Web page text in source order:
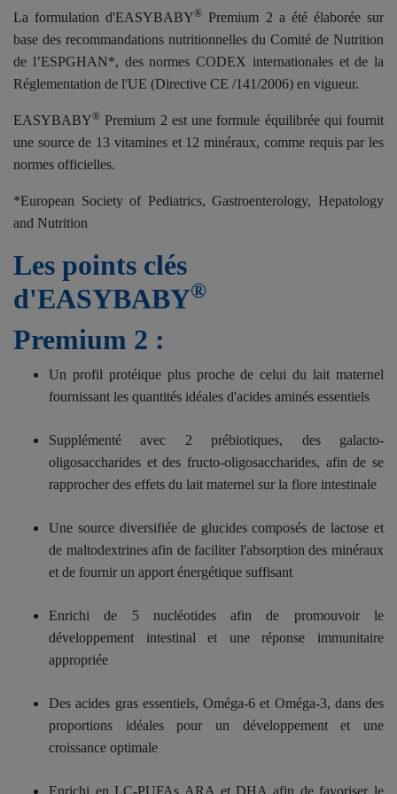
La formulation d'EASYBABY® Premium 2 a été élaborée sur
base des recommandations nutritionnelles du Comité de Nutrition
de l’ESPGHAN*, des normes CODEX internationales et de la
Réglementation de l'UE (Directive CE /141/2006) en vigueur.
EASYBABY® Premium 2 est une formule équilibrée qui fournit
une source de 13 vitamines et 12 minéraux, comme requis par les
normes officielles.
*European Society of Pediatrics, Gastroenterology, Hepatology
and Nutrition
Les points clés
d'EASYBABY®
Premium 2 :
Un profil protéique plus proche de celui du lait maternel
fournissant les quantités idéales d'acides aminés essentiels
Supplémenté avec 2 prébiotiques, des galacto-
oligosaccharides et des fructo-oligosaccharides, afin de se
rapprocher des effets du lait maternel sur la flore intestinale
Une source diversifiée de glucides composés de lactose et
de maltodextrines afin de faciliter l'absorption des minéraux
et de fournir un apport énergétique suffisant
Enrichi de 5 nucléotides afin de promouvoir le
développement intestinal et une réponse immunitaire
appropriée
Des acides gras essentiels, Oméga-6 et Oméga-3, dans des
proportions idéales pour un développement et une
croissance optimale
Enrichi en LC-PUFAs ARA et DHA afin de favoriser le